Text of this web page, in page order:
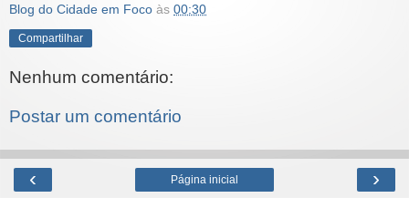
Blog do Cidade em Foco às 00:30
Compartilhar
Nenhum comentário:
Postar um comentário
‹ ›
Página inicial